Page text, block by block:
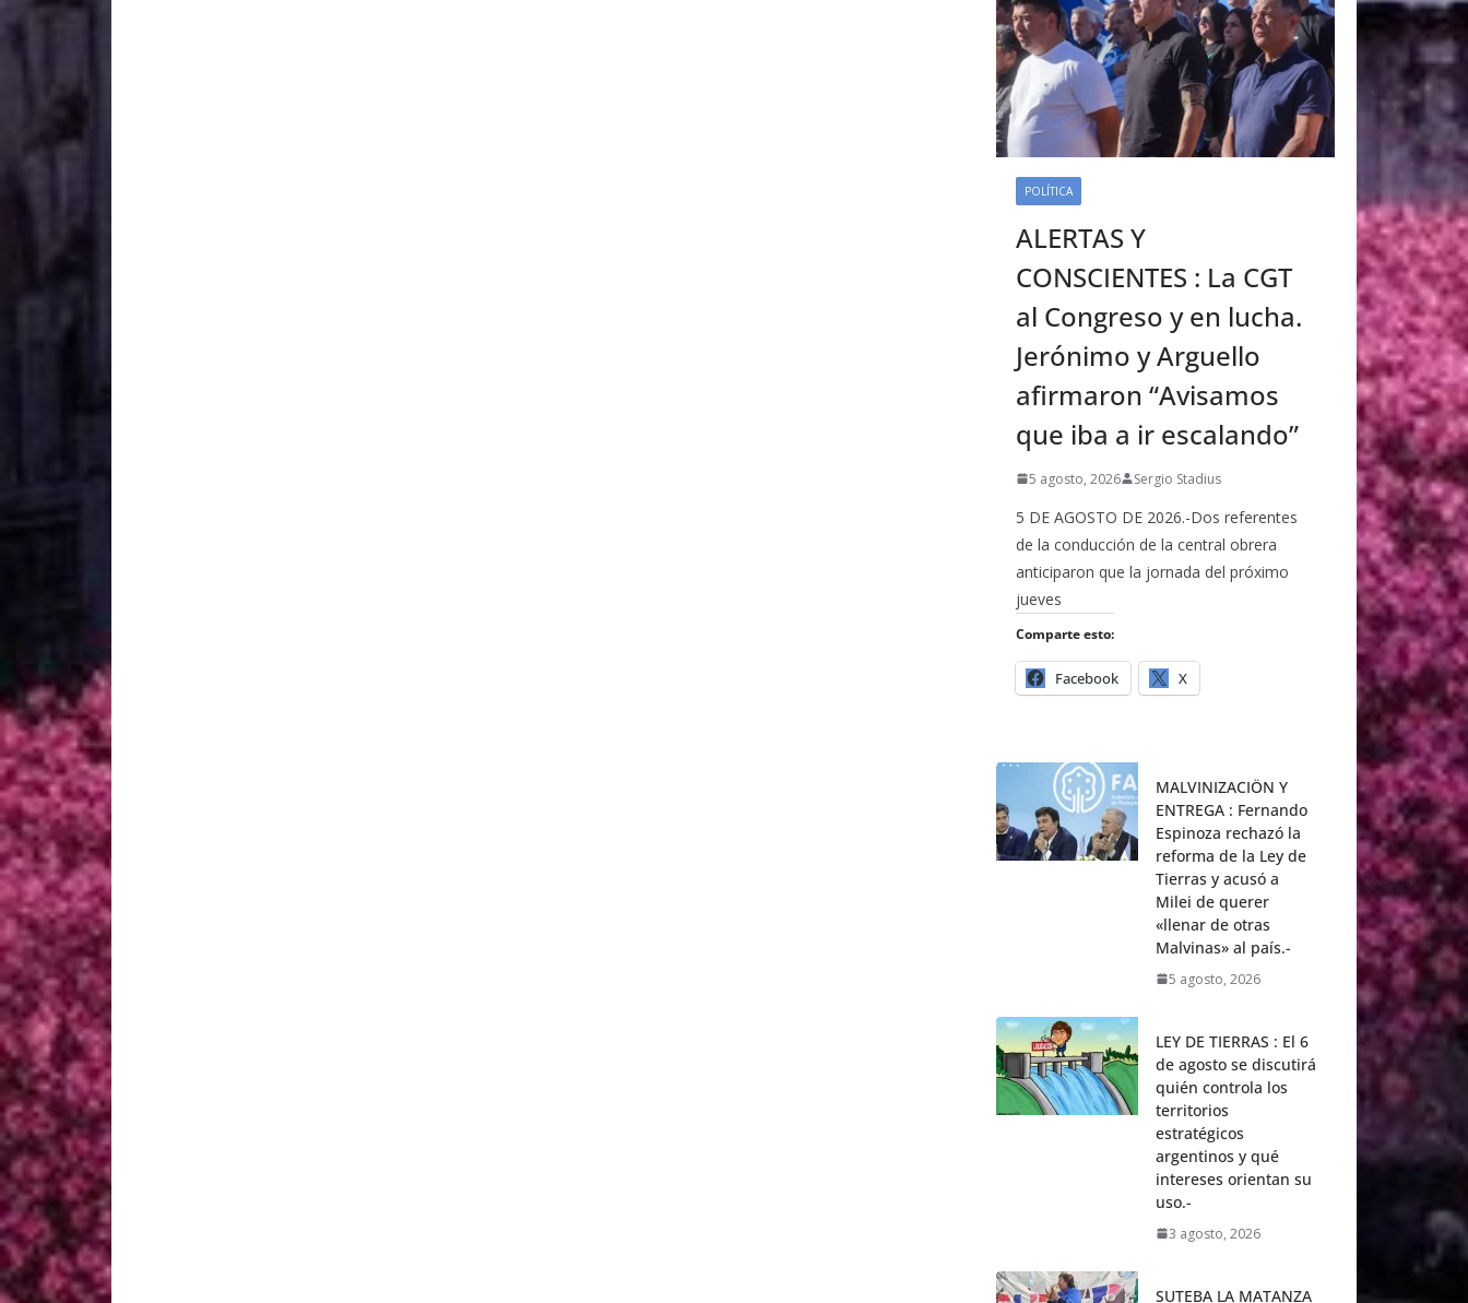
POLÍTICA
ALERTAS Y
CONSCIENTES : La CGT
al Congreso y en lucha.
Jerónimo y Arguello
afirmaron “Avisamos
que iba a ir escalando”
5 agosto, 2026 Sergio Stadius
5 DE AGOSTO DE 2026.-Dos referentes
de la conducción de la central obrera
anticiparon que la jornada del próximo
jueves
Comparte esto:
Facebook X
MALVINIZACIÖN Y
ENTREGA : Fernando
Espinoza rechazó la
reforma de la Ley de
Tierras y acusó a
Milei de querer
«llenar de otras
Malvinas» al país.-
5 agosto, 2026
LEY DE TIERRAS : El 6
de agosto se discutirá
quién controla los
territorios
estratégicos
argentinos y qué
intereses orientan su
uso.-
3 agosto, 2026
SUTEBA LA MATANZA